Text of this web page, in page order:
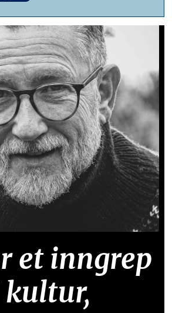
et inngrep